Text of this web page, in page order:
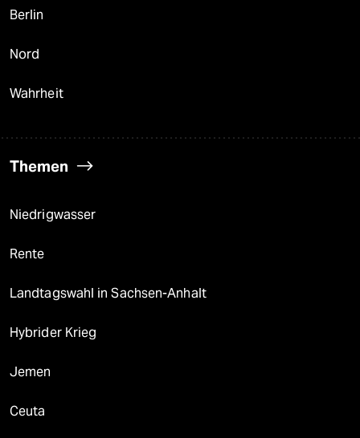
Berlin
Nord
Wahrheit
Themen
Niedrigwasser
Rente
Landtagswahl in Sachsen-Anhalt
Hybrider Krieg
Jemen
Ceuta